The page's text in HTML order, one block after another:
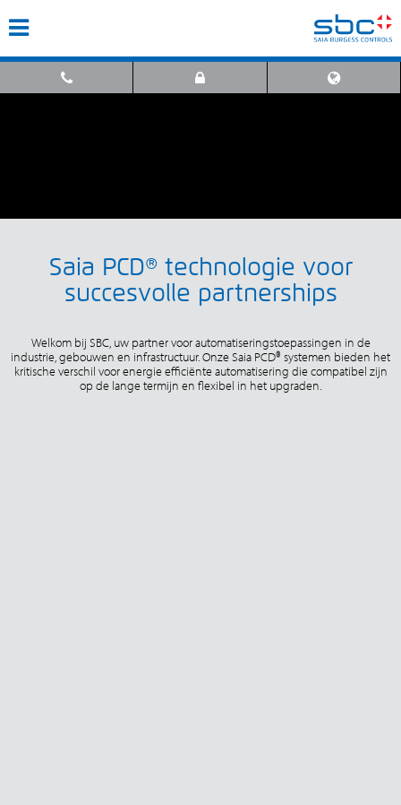
Saia PCD® technologie voor
succesvolle partnerships
Welkom bij SBC, uw partner voor automatiseringstoepassingen in de
industrie, gebouwen en infrastructuur. Onze Saia PCD® systemen bieden het
kritische verschil voor energie efficiënte automatisering die compatibel zijn
op de lange termijn en flexibel in het upgraden.